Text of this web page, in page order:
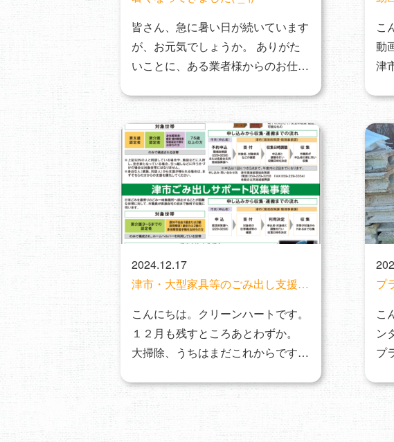
皆さん、急に暑い日が続いています
が、お元気でしょうか。 ありがた
いことに、ある業者様からのお仕事
こ
動
津
2024.12.17
津市・大型家具等のごみ出し支援、
こんにちは。クリーンハートです。
１２月も残すところあとわずか。
大掃除、うちはまだこれからです
プ
こ
ン
プ